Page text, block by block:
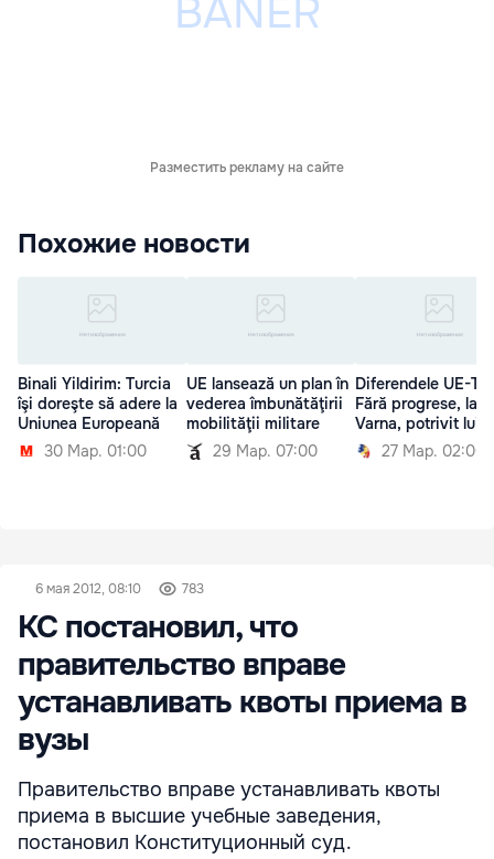
Разместить рекламу на сайте
Похожие новости
Binali Yildirim: Turcia
îşi doreşte să adere la
Uniunea Europeană
30 Мар. 01:00
UE lansează un plan în
vederea îmbunătăţirii
mobilităţii militare
29 Мар. 07:00
Diferendele UE-
Fără progrese, la
Varna, potrivit lui
27 Мар. 02:00
6 мая 2012, 08:10 783
КС постановил, что
правительство вправе
устанавливать квоты приема в
вузы
Правительство вправе устанавливать квоты
приема в высшие учебные заведения,
постановил Конституционный суд.